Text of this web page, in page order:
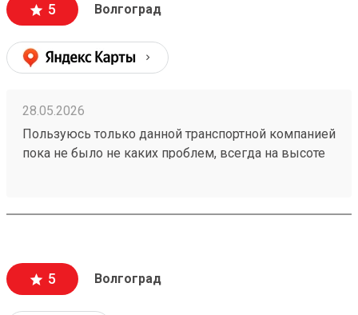
5 Волгоград
28.05.2026
Пользуюсь только данной транспортной компанией
пока не было не каких проблем, всегда на высоте
5 Волгоград